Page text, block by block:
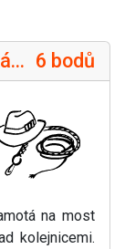
6 bodů
na most
kolejnicemi.